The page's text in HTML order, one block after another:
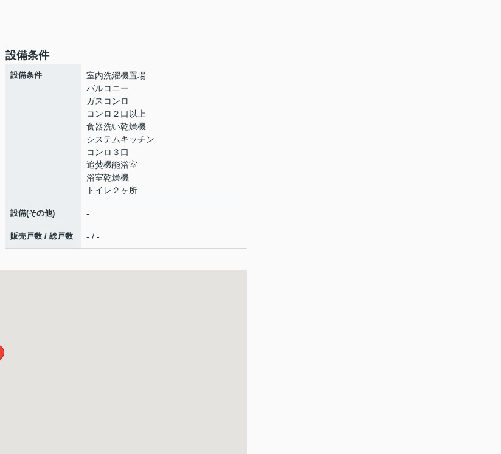
設備条件
設備条件
室内洗濯機置場
バルコニー
ガスコンロ
コンロ２口以上
食器洗い乾燥機
システムキッチン
コンロ３口
追焚機能浴室
浴室乾燥機
トイレ２ヶ所
設備(その他) -
販売戸数 / 総戸数 - / -